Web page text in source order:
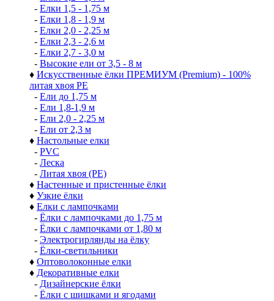
- Елки 1,5 - 1,75 м
- Елки 1,8 - 1,9 м
- Елки 2,0 - 2,25 м
- Елки 2,3 - 2,6 м
- Елки 2,7 - 3,0 м
- Высокие ели от 3,5 - 8 м
♦ Искусственные ёлки ПРЕМИУМ (Premium) - 100%
литая хвоя РЕ
- Ели до 1,75 м
- Ели 1,8-1,9 м
- Ели 2,0 - 2,25 м
- Ели от 2,3 м
♦ Настольные елки
- PVC
- Леска
- Литая хвоя (РЕ)
♦ Настенные и пристенные ёлки
♦ Узкие ёлки
♦ Елки с лампочками
- Ёлки с лампочками до 1,75 м
- Ёлки с лампочками от 1,80 м
- Электрогирлянды на ёлку
- Ёлки-светильники
♦ Оптоволоконные елки
♦ Декоративные елки
- Дизайнерские ёлки
- Ёлки с шишками и ягодами